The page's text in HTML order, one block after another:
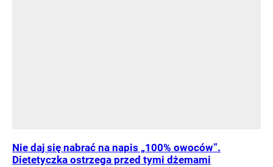
Nie daj się nabrać na napis „100% owoców”.
Dietetyczka ostrzega przed tymi dżemami